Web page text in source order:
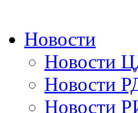
Новости
Новости
Новости
Новости